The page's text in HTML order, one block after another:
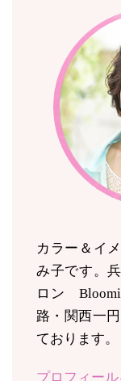
カラー＆イ
み子です。
ロン
路・関西一
ております。
プロフィー